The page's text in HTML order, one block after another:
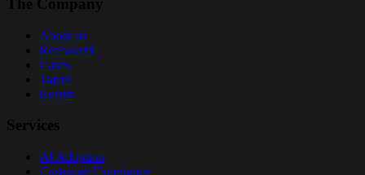
The Company
About us
Realworld
Cases
Talent
Events
Services
AI Adoption
Customer Experience